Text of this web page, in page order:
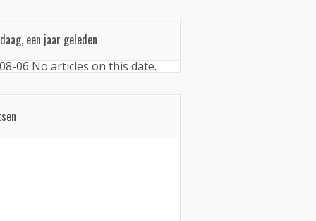
een jaar geleden
06 No articles on this date.